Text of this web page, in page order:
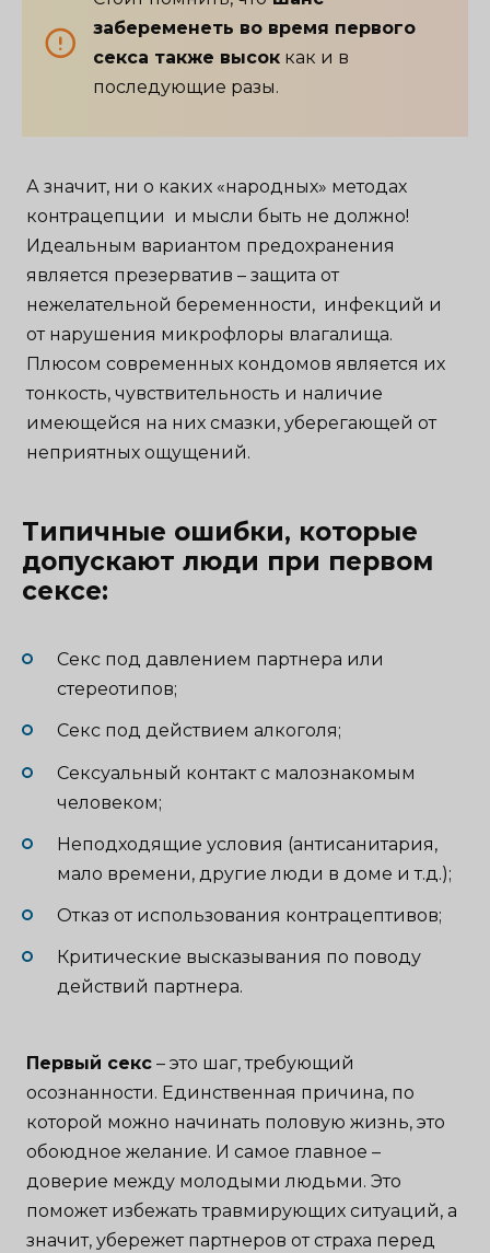
забеременеть во время первого
секса также высок как и в
последующие разы.
А значит, ни о каких «народных» методах
контрацепции и мысли быть не должно!
Идеальным вариантом предохранения
является презерватив – защита от
нежелательной беременности, инфекций и
от нарушения микрофлоры влагалища.
Плюсом современных кондомов является их
тонкость, чувствительность и наличие
имеющейся на них смазки, уберегающей от
неприятных ощущений.
Типичные ошибки, которые
допускают люди при первом
сексе:
Секс под давлением партнера или
стереотипов;
Секс под действием алкоголя;
Сексуальный контакт с малознакомым
человеком;
Неподходящие условия (антисанитария,
мало времени, другие люди в доме и т.д.);
Отказ от использования контрацептивов;
Критические высказывания по поводу
действий партнера.
Первый секс – это шаг, требующий
осознанности. Единственная причина, по
которой можно начинать половую жизнь, это
обоюдное желание. И самое главное –
доверие между молодыми людьми. Это
поможет избежать травмирующих ситуаций, а
значит, убережет партнеров от страха перед